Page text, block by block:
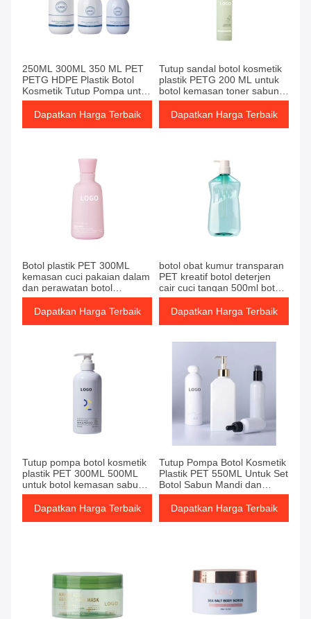
250ML 300ML 350 ML PET
PETG HDPE Plastik Botol
Kosmetik Tutup Pompa untuk
Sabun Mandi dan Botol
Kemasan Losion Sampo
Dapatkan Harga Terbaik
Tutup sandal botol kosmetik
plastik PETG 200 ML untuk
botol kemasan toner sabun
mandi dan sampo
Dapatkan Harga Terbaik
Botol plastik PET 300ML
kemasan cuci pakaian dalam
dan perawatan botol
kemasan kosmetik
kecantikan
Dapatkan Harga Terbaik
botol obat kumur transparan
PET kreatif botol deterjen
cair cuci tangan 500ml botol
shower gel shamoop plastik
Dapatkan Harga Terbaik
Tutup pompa botol kosmetik
plastik PET 300ML 500ML
untuk botol kemasan sabun
mandi dan lotion sampo
Dapatkan Harga Terbaik
Tutup Pompa Botol Kosmetik
Plastik PET 550ML Untuk Set
Botol Sabun Mandi dan
Losion Sampo
Dapatkan Harga Terbaik